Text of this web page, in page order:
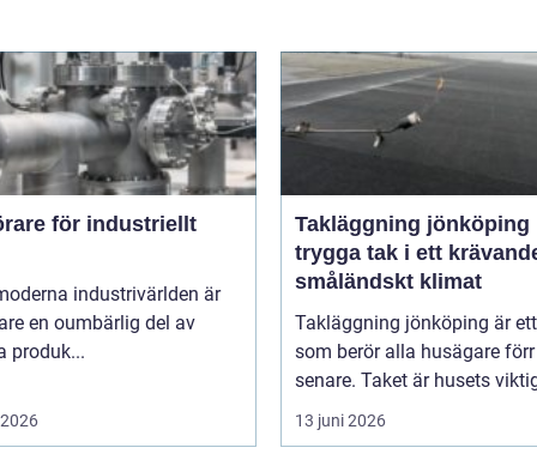
för industriellt
industrivärlden är
en oumbärlig del av
produk...
Takläggning jönköping
trygga tak i ett
småländskt klimat
Takläggning jönköping är
som berör alla husägare
senare. Taket är husets
13 juni 2026